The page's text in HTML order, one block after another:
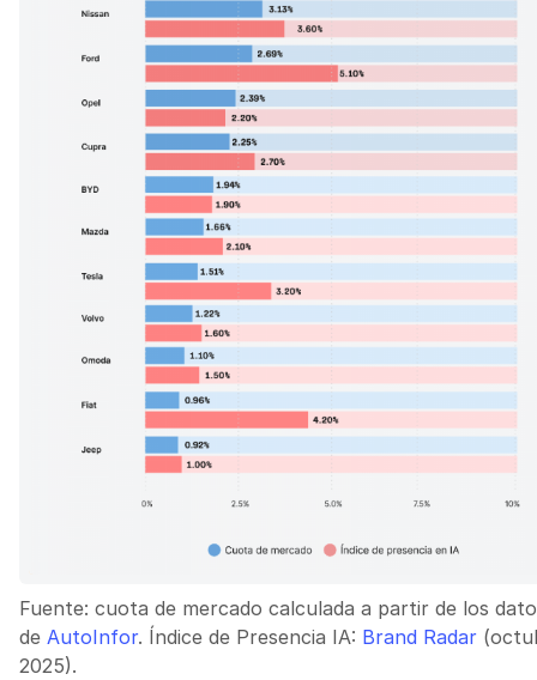
Fuente: cuota de mercado calculada a partir de los
de AutoInfor. Índice de Presencia IA: Brand Radar
2025).